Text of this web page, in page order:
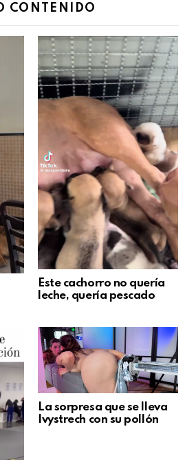
CONTENIDO
Este cachorro no quería
leche, quería pescado
La sorpresa que se lleva
Ivystrech con su pollón